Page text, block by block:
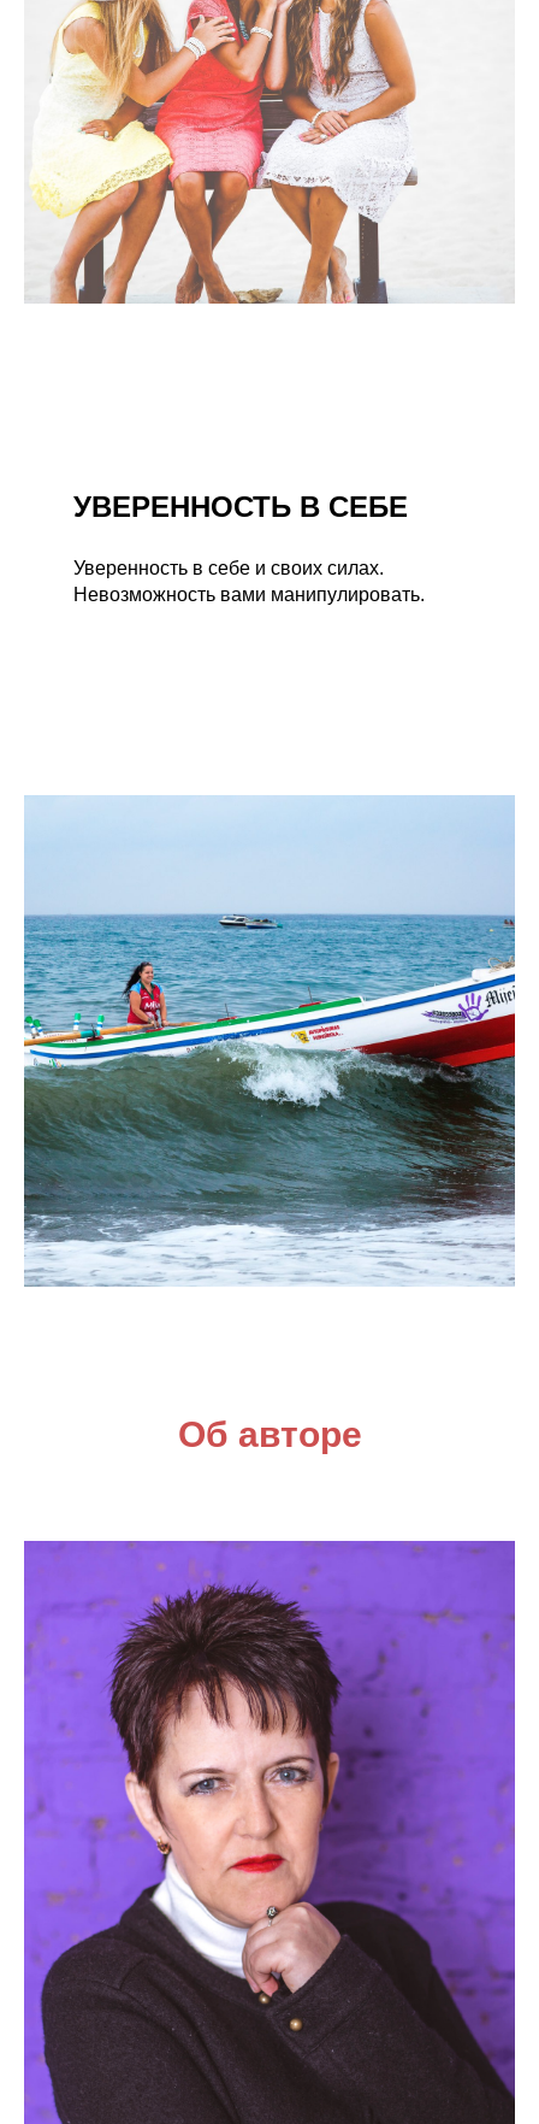
УВЕРЕННОСТЬ В СЕБЕ
Уверенность в себе и своих силах.
Невозможность вами манипулировать.
Об авторе